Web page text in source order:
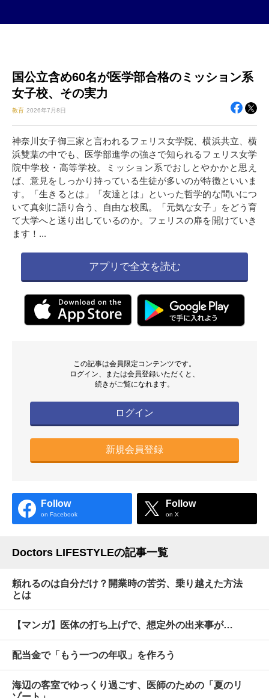
国公立含め60名が医学部合格のミッション系
女子校、その実力
教育 2026年7月8日
神奈川女子御三家と言われるフェリス女学院、横浜共立、横
浜雙葉の中でも、医学部進学の強さで知られるフェリス女学
院中学校・高等学校。ミッション系でおしとやかかと思え
ば、意見をしっかり持っている生徒が多いのが特徴といいま
す。「生きるとは」「友達とは」といった哲学的な問いにつ
いて真剣に語り合う、自由な校風。「元気な女子」をどう育
て大学へと送り出しているのか。フェリスの扉を開けていき
ます！...
アプリで全文を読む
この記事は会員限定コンテンツです。
ログイン、または会員登録いただくと、
続きがご覧になれます。
ログイン
新規会員登録
Follow
on Facebook
Follow
on X
Doctors LIFESTYLEの記事一覧
頼れるのは自分だけ？開業時の苦労、乗り越えた方法
とは
【マンガ】医体の打ち上げで、想定外の出来事が…
配当金で「もう一つの年収」を作ろう
海辺の客室でゆっくり過ごす、医師のための「夏のリ